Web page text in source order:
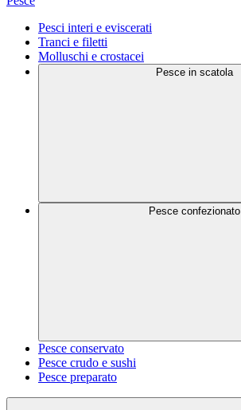
Pesci interi e eviscerati
Tranci e filetti
Molluschi e crostacei
Pesce in scatola
Pesce confezionato
Pesce conservato
Pesce crudo e sushi
Pesce preparato